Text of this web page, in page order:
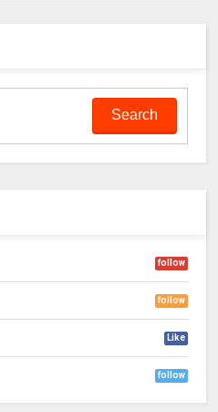
follow
follow
Like
follow